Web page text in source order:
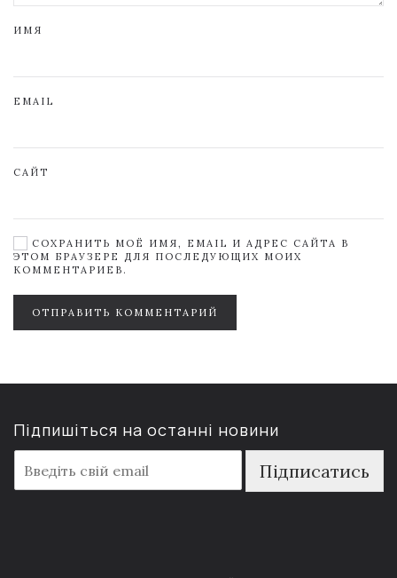
ИМЯ
EMAIL
САЙТ
СОХРАНИТЬ МОЁ ИМЯ, EMAIL И АДРЕС САЙТА В
ЭТОМ БРАУЗЕРЕ ДЛЯ ПОСЛЕДУЮЩИХ МОИХ
КОММЕНТАРИЕВ.
ОТПРАВИТЬ КОММЕНТАРИЙ
Підпишіться на останні новини
m
a
Підписатись